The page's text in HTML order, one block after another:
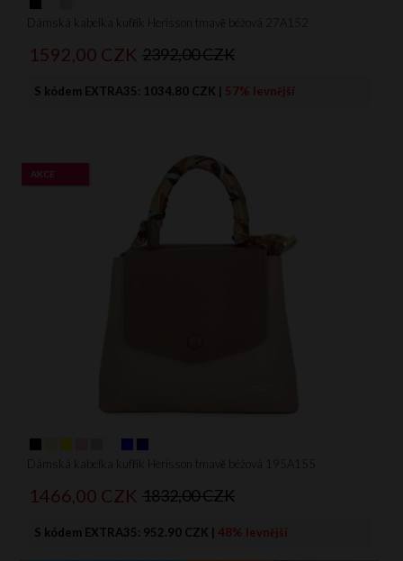
Dámská kabelka kufřík Herisson tmavě béžová 27A152
1592, 00 CZK 2392,00 CZK
S kódem EXTRA35: 1034.80 CZK | 57% levnější
Dámská kabelka kufřík Herisson tmavě béžová 195A155
AKCE
1466, 00 CZK 1832,00 CZK
S kódem EXTRA35: 952.90 CZK | 48% levnější